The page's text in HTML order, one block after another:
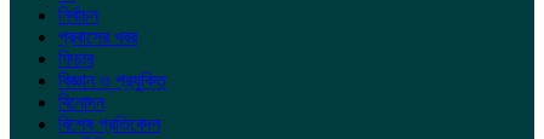
নির্বাচন
প্রবাসের খবর
ফিচার
বিজ্ঞান ও প্রযুক্তি
বিনোদন
বিশেষ প্রতিবেদন